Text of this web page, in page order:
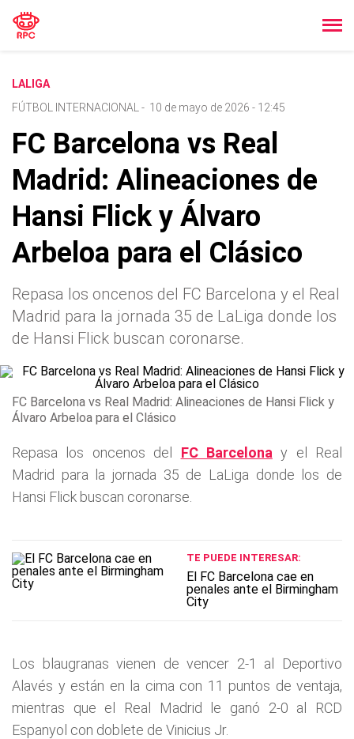
LALIGA
FÚTBOL INTERNACIONAL
- 10 de mayo de 2026 - 12:45
FC Barcelona vs Real
Madrid: Alineaciones de
Hansi Flick y Álvaro
Arbeloa para el Clásico
Repasa los oncenos del FC Barcelona y el Real
Madrid para la jornada 35 de LaLiga donde los
de Hansi Flick buscan coronarse.
FC Barcelona vs Real Madrid: Alineaciones de Hansi Flick y
Álvaro Arbeloa para el Clásico
Repasa los oncenos del FC Barcelona y el Real
Madrid para la jornada 35 de LaLiga donde los de
Hansi Flick buscan coronarse.
TE PUEDE INTERESAR:
El FC Barcelona cae en
penales ante el Birmingham
City
Los blaugranas vienen de vencer 2-1 al Deportivo
Alavés y están en la cima con 11 puntos de ventaja,
mientras que el Real Madrid le ganó 2-0 al RCD
Espanyol con doblete de Vinicius Jr.